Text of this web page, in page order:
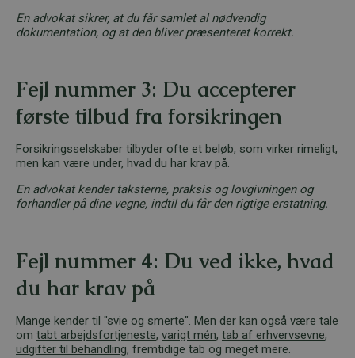
En advokat sikrer, at du får samlet al nødvendig
dokumentation, og at den bliver præsenteret korrekt.
Fejl nummer 3: Du accepterer
første tilbud fra forsikringen
Forsikringsselskaber tilbyder ofte et beløb, som virker rimeligt,
men kan være under, hvad du har krav på.
En advokat kender taksterne, praksis og lovgivningen og
forhandler på dine vegne, indtil du får den rigtige erstatning.
Fejl nummer 4: Du ved ikke, hvad
du har krav på
Mange kender til "svie og smerte". Men der kan også være tale
om tabt arbejdsfortjeneste, varigt mén, tab af erhvervsevne,
udgifter til behandling, fremtidige tab og meget mere.